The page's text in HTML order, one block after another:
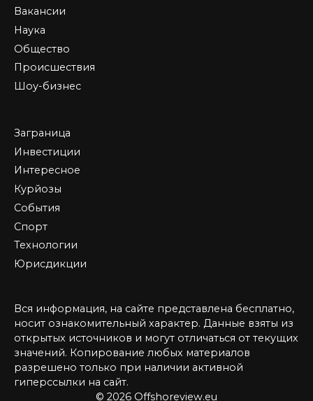
Вакансии
Наука
Общество
Происшествия
Шоу-бизнес
Заграница
Инвестиции
Интересное
Курйозы
События
Спорт
Технологии
Юрисдикции
Вся информация, на сайте представлена бесплатно,
носит ознакомительный характер. Данные взяты из
открытых источников и могут отличаться от текущих
значений. Копирование любых материалов
разрешено только при наличии активной
гиперссылки на сайт.
© 2026 Offshoreview.eu